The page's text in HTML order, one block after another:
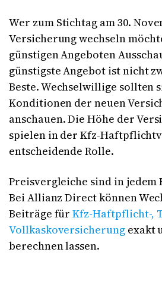
Wer zum Stichtag am 30.
Versicherung wechseln
günstigen Angeboten
günstigste Angebot ist nicht
Beste. Wechselwillige sollten
Konditionen der neuen
anschauen. Die Höhe der
spielen in der Kfz-
entscheidende Rolle.
Preisvergleiche sind in jedem
Bei Allianz Direct können
Beiträge fürKfz-Haftpflicht-,
Vollkaskoversicherungexakt
berechnen lassen.